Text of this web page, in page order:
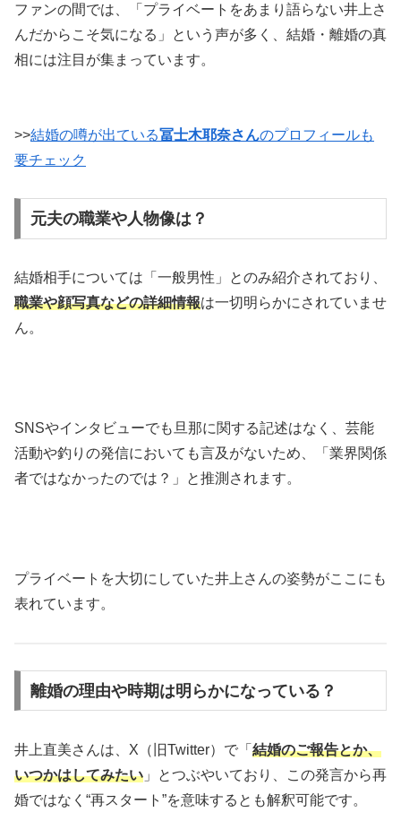
ファンの間では、「プライベートをあまり語らない井上さ
んだからこそ気になる」という声が多く、結婚・離婚の真
相には注目が集まっています。
>>結婚の噂が出ている冨士木耶奈さんのプロフィールも
要チェック
元夫の職業や人物像は？
結婚相手については「一般男性」とのみ紹介されており、
職業や顔写真などの詳細情報は一切明らかにされていませ
ん。
SNSやインタビューでも旦那に関する記述はなく、芸能
活動や釣りの発信においても言及がないため、「業界関係
者ではなかったのでは？」と推測されます。
プライベートを大切にしていた井上さんの姿勢がここにも
表れています。
離婚の理由や時期は明らかになっている？
井上直美さんは、X（旧Twitter）で「 結婚のご報告とか、
いつかはしてみたい 」とつぶやいており、この発言から再
婚ではなく“再スタート”を意味するとも解釈可能です。